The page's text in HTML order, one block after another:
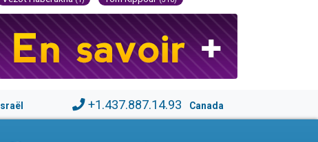
Israël +1.437.887.14.93 Canada